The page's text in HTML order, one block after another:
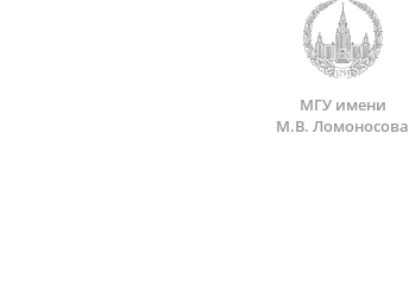
МГУ имени
М.В. Ломоносова